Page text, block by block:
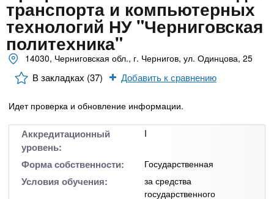
n
t
s
.
n
х
з
а
в
е
н
Онлайн курсы
За рубежом
транспорта и компьютерных
технологий НУ "Черниговская
политехника"
14030, Черниговская обл., г. Чернигов, ул. Одинцова, 25
В закладках (37) Добавить к сравнению
Идет проверка и обновление информации.
Аккредитационный
уровень:
I
Форма собственности: Государственная
Условия обучения:
за средства
государственного